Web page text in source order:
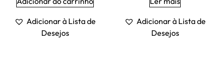
Adicionar à Lista de
Desejos
Adicionar à Lista de
Desejos